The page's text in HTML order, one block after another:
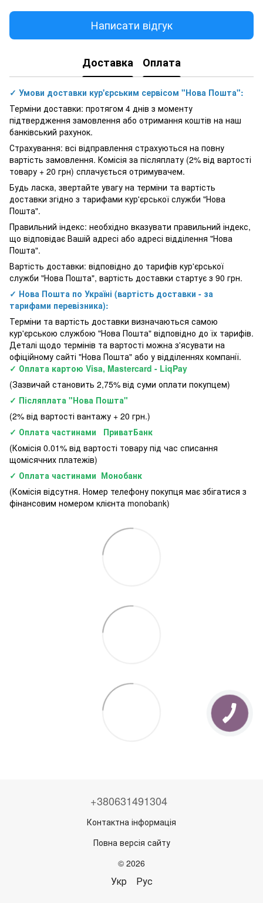
Написати відгук
Доставка Оплата
✓ Умови доставки кур'єрським сервісом "Нова Пошта":
Терміни доставки: протягом 4 днів з моменту
підтвердження замовлення або отримання коштів на наш
банківський рахунок.
Страхування: всі відправлення страхуються на повну
вартість замовлення. Комісія за післяплату (2% від вартості
товару + 20 грн) сплачується отримувачем.
Будь ласка, звертайте увагу на терміни та вартість
доставки згідно з тарифами кур'єрської служби "Нова
Пошта".
Правильний індекс: необхідно вказувати правильний індекс,
що відповідає Вашій адресі або адресі відділення "Нова
Пошта".
Вартість доставки: відповідно до тарифів кур'єрської
служби "Нова Пошта", вартість доставки стартує з 90 грн.
✓ Нова Пошта по Україні (вартість доставки - за
тарифами перевізника):
Терміни та вартість доставки визначаються самою
кур'єрською службою "Нова Пошта" відповідно до їх тарифів.
Деталі щодо термінів та вартості можна з'ясувати на
офіційному сайті "Нова Пошта" або у відділеннях компанії.
✓ Оплата картою Visa, Mastercard - LiqPay
(Зазвичай становить 2,75% від суми оплати покупцем)
✓ Післяплата "Нова Пошта"
(2% від вартості вантажу + 20 грн.)
✓ Оплата частинами ПриватБанк
(Комісія 0.01% від вартості товару під час списання
щомісячних платежів)
✓ Оплата частинами Монобанк
(Комісія відсутня. Номер телефону покупця має збігатися з
фінансовим номером клієнта monobank)
+380631491304
Контактна інформація
Повна версія сайту
© 2026
Укр Рус